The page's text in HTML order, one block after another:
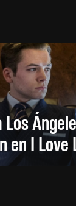
Los
en I Love